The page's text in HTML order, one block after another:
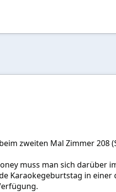
zweiten Mal Zimmer 208
muss man sich darüber
Karaokegeburtstag in